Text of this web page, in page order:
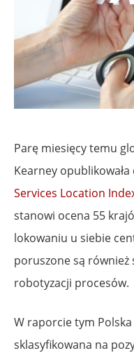
Parę miesięcy temu
Kearney
Services Location
stanowi ocena 55
lokowaniu u siebie
poruszone są również
robotyzacji procesów.
W raporcie tym Polska
sklasyfikowana na